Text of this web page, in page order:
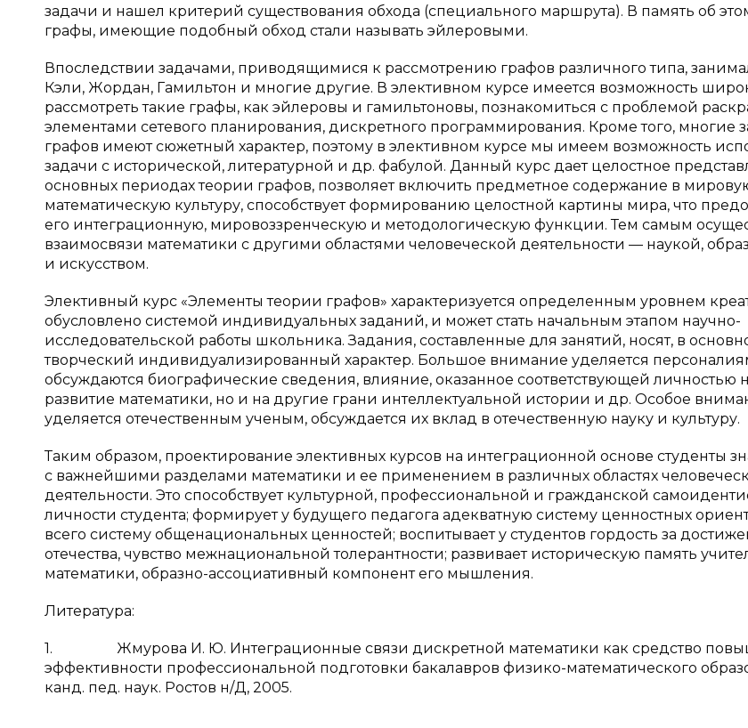
задачи и нашел критерий существования обхода (специального маршрута). В память об
графы, имеющие подобный обход стали называть эйлеровыми.
Впоследствии задачами, приводящимися к рассмотрению графов различного типа,
Кэли, Жордан, Гамильтон и многие другие. В элективном курсе имеется возможность
рассмотреть такие графы, как эйлеровы и гамильтоновы, познакомиться с проблемой
элементами сетевого планирования, дискретного программирования. Кроме того, многие
графов имеют сюжетный характер, поэтому в элективном курсе мы имеем возможность
задачи с исторической, литературной и др. фабулой. Данный курс дает целостное
основных периодах теории графов, позволяет включить предметное содержание в
математическую культуру, способствует формированию целостной картины мира, что
его интеграционную, мировоззренческую и методологическую функции. Тем самым
взаимосвязи математики с другими областями человеческой деятельности — наукой,
и искусством.
Элективный курс «Элементы теории графов» характеризуется определенным уровнем
обусловлено системой индивидуальных заданий, и может стать начальным этапом научно-
исследовательской работы школьника. Задания, составленные для занятий, носят, в
творческий индивидуализированный характер. Большое внимание уделяется
обсуждаются биографические сведения, влияние, оказанное соответствующей личностью
развитие математики, но и на другие грани интеллектуальной истории и др. Особое
уделяется отечественным ученым, обсуждается их вклад в отечественную науку и культуру.
Таким образом, проектирование элективных курсов на интеграционной основе студенты
с важнейшими разделами математики и ее применением в различных областях
деятельности. Это способствует культурной, профессиональной и гражданской
личности студента; формирует у будущего педагога адекватную систему ценностных
всего систему общенациональных ценностей; воспитывает у студентов гордость за
отечества, чувство межнациональной толерантности; развивает историческую память
математики, образно-ассоциативный компонент его мышления.
Литература:
1. Жмурова И. Ю. Интеграционные связи дискретной математики как средство
эффективности профессиональной подготовки бакалавров физико-математического
канд. пед. наук. Ростов н/Д, 2005.